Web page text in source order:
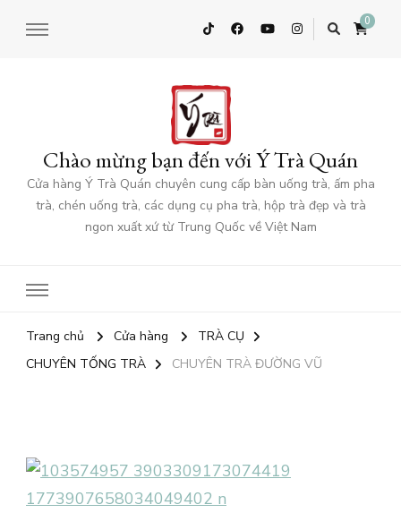
0
Chào mừng bạn đến với Ý Trà Quán
Cửa hàng Ý Trà Quán chuyên cung cấp bàn uống trà, ấm pha
trà, chén uống trà, các dụng cụ pha trà, hộp trà đẹp và trà
ngon xuất xứ từ Trung Quốc về Việt Nam
Trang chủ Cửa hàng
TRÀ CỤ
CHUYÊN TỐNG TRÀ
CHUYÊN TRÀ ĐƯỜNG VŨ